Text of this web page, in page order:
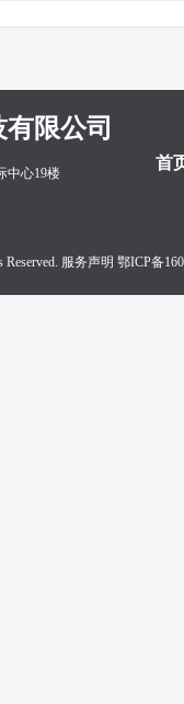
限公司
首
中心19楼
服务声明 鄂ICP备